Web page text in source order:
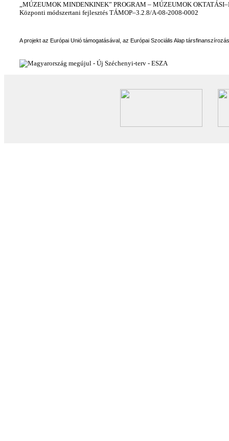
„MÚZEUMOK MINDENKINEK” PROGRAM – MÚZEUMOK
Központi módszertani fejlesztés TÁMOP–3.2.8/A-08-2008-0002
A projekt az Európai Unió támogatásával, az Európai Szociális Alap